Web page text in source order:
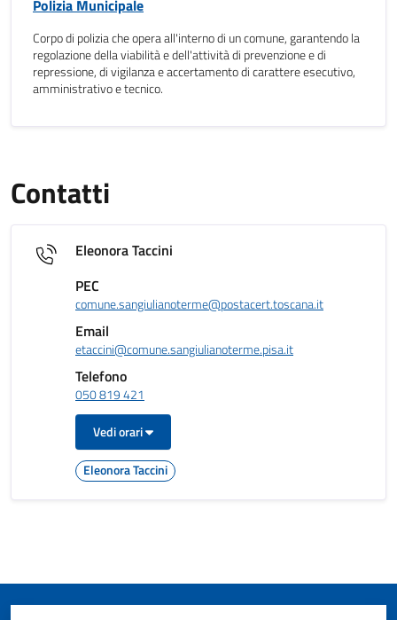
Polizia Municipale
Corpo di polizia che opera all'interno di un comune, garantendo la
regolazione della viabilità e dell'attività di prevenzione e di
repressione, di vigilanza e accertamento di carattere esecutivo,
amministrativo e tecnico.
Contatti
Eleonora Taccini
PEC
comune.sangiulianoterme@postacert.toscana.it
Email
etaccini@comune.sangiulianoterme.pisa.it
Telefono
050 819 421
Vedi orari
Eleonora Taccini